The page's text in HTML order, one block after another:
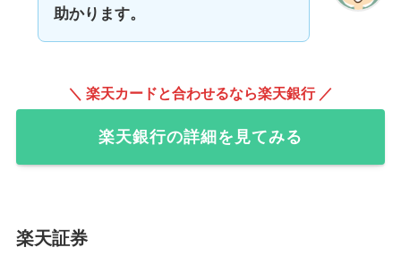
助かります。
＼ 楽天カードと合わせるなら楽天銀行 ／
楽天銀行の詳細を見てみる
楽天証券